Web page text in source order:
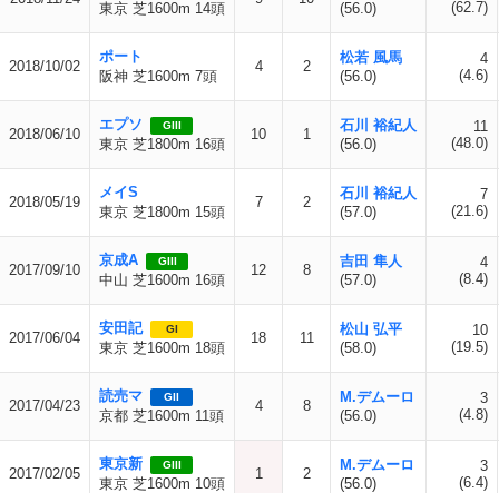
東京 芝1600m 14頭 (56.0) (62.7)
2018/10/02
ポート
阪神 芝1600m 7頭
4 2
松若 風馬
(56.0)
4
(4.6)
2018/06/10
エプソ GIII
東京 芝1800m 16頭
10 1
石川 裕紀人
(56.0)
11
(48.0)
2018/05/19
メイS
東京 芝1800m 15頭
7 2
石川 裕紀人
(57.0)
7
(21.6)
2017/09/10
京成A GIII
中山 芝1600m 16頭
12 8
吉田 隼人
(57.0)
4
(8.4)
2017/06/04
安田記 GI
東京 芝1600m 18頭
18 11
松山 弘平
(58.0)
10
(19.5)
2017/04/23
読売マ GII
京都 芝1600m 11頭
4 8
M.デムーロ
(56.0)
3
(4.8)
2017/02/05
東京新 GIII
東京 芝1600m 10頭
1 2
M.デムーロ
(56.0)
3
(6.4)